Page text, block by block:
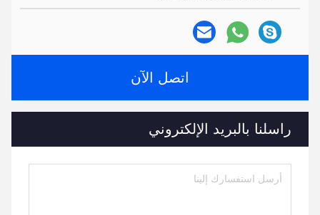
اتصل الآن
راسلنا بالبريد الإلكتروني